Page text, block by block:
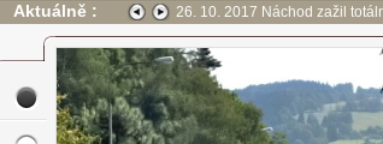
Aktuálně :
hodiny. Nehoda žádná.
26. 10. 2017 Náchod zažil
jhk